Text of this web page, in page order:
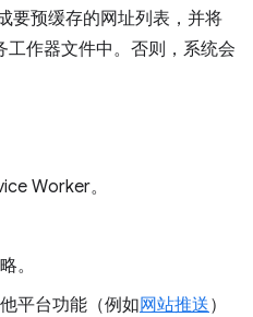
要预缓存的网址列表，并将
作器文件中。否则，系统会
Worker。
。
平台功能（例如网站推送）